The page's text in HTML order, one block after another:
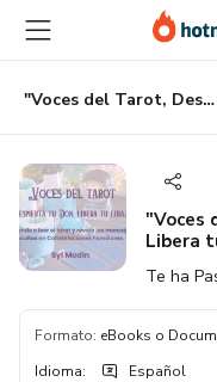
principal
página
de
página
"Voces del Tarot, Despierta tu Don y Libera tu Linaje" Curso Básico
"Voces
Libera
Te ha
Formato: eBooks o
Idioma: Español